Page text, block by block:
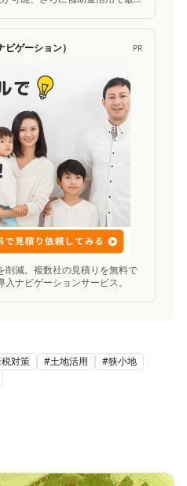
ゲーション） PR
削減。複数社の見積りを無料で
ナビゲーションサービス。
対策 #土地活用 #狭小地